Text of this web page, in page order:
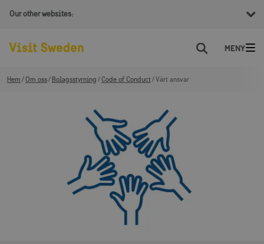
Our other websites:
Sök
Hem Om oss Bolagsstyrning Code of Conduct Vårt ansvar